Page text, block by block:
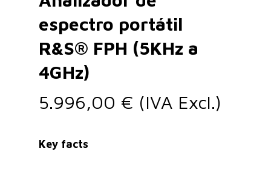
espectro portátil
R&S® FPH (5KHz a
4GHz)
5.996,00 € (IVA Excl.)
Key facts